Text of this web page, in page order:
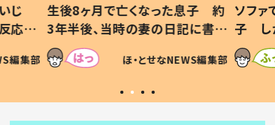
じ
応に
編集部
生後8ヶ月で亡くなった息子 約
3年半後、当時の妻の日記に書い
てあった本音とは
ほ・とせなNEWS編集部
ソファ
子 し
すべ
いから